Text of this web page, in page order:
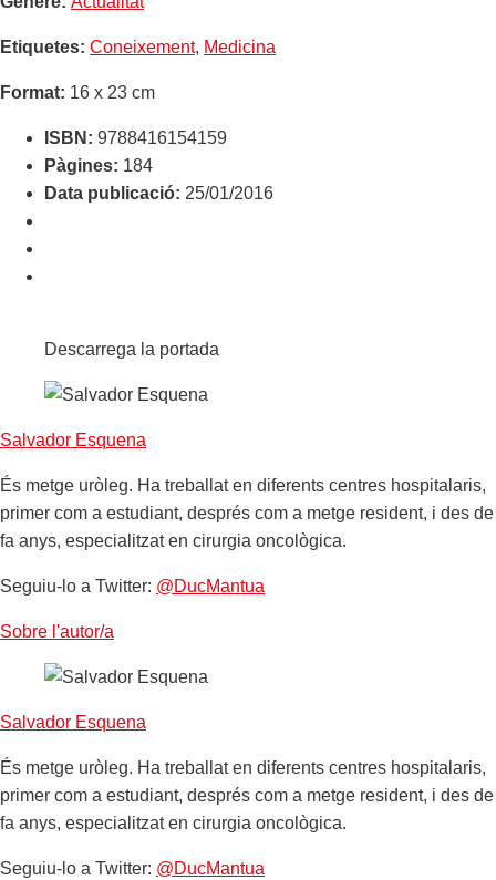
Etiquetes: Coneixement, Medicina
Format: 16 x 23 cm
ISBN: 9788416154159
Pàgines: 184
Data publicació: 25/01/2016
Descarrega la portada
Salvador Esquena
És metge uròleg. Ha treballat en diferents centres hospitalaris,
primer com a estudiant, després com a metge resident, i des de
fa anys, especialitzat en cirurgia oncològica.
Seguiu-lo a Twitter: @DucMantua
Sobre l'autor/a
Salvador Esquena
És metge uròleg. Ha treballat en diferents centres hospitalaris,
primer com a estudiant, després com a metge resident, i des de
fa anys, especialitzat en cirurgia oncològica.
Seguiu-lo a Twitter: @DucMantua